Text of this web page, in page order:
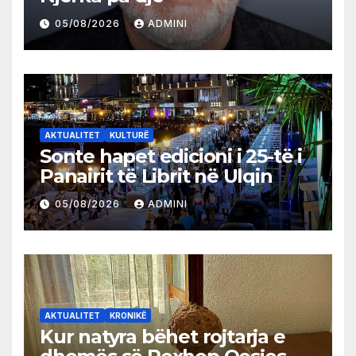
05/08/2026 ADMINI
AKTUALITET KULTURË
Sonte hapet edicioni i 25-të i
Panairit të Librit në Ulqin
05/08/2026 ADMINI
AKTUALITET KRONIKË
Kur natyra bëhet rojtarja e